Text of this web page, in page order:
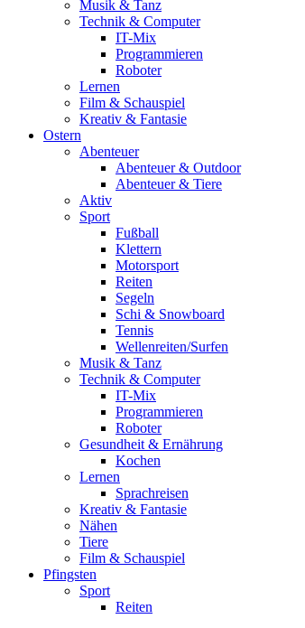
Musik & Tanz
Technik & Computer
IT-Mix
Programmieren
Roboter
Lernen
Film & Schauspiel
Kreativ & Fantasie
Ostern
Abenteuer
Abenteuer & Outdoor
Abenteuer & Tiere
Aktiv
Sport
Fußball
Klettern
Motorsport
Reiten
Segeln
Schi & Snowboard
Tennis
Wellenreiten/Surfen
Musik & Tanz
Technik & Computer
IT-Mix
Programmieren
Roboter
Gesundheit & Ernährung
Kochen
Lernen
Sprachreisen
Kreativ & Fantasie
Nähen
Tiere
Film & Schauspiel
Pfingsten
Sport
Reiten